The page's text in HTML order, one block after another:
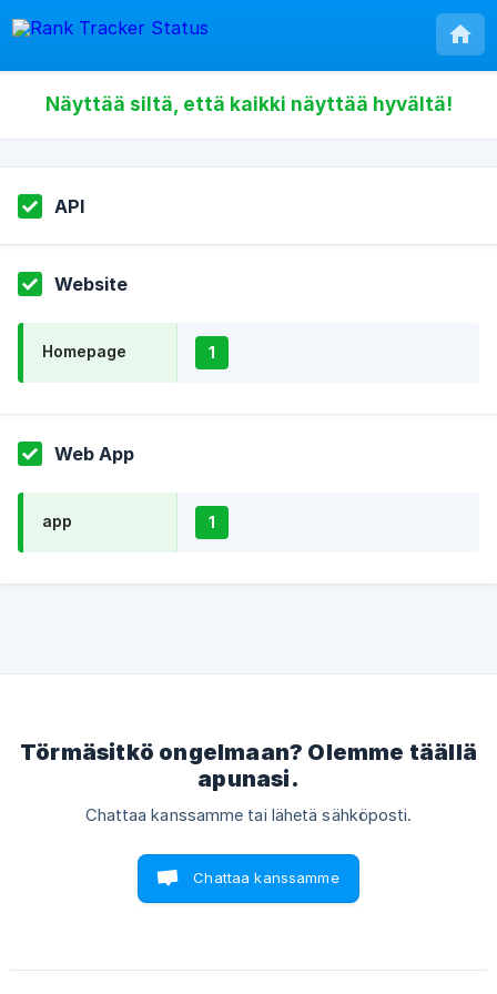
Näyttää siltä, että kaikki näyttää hyvältä!
API
Website
Homepage 1
Web App
app 1
Törmäsitkö ongelmaan? Olemme täällä
apunasi.
Chattaa kanssamme tai lähetä sähköposti.
Chattaa kanssamme